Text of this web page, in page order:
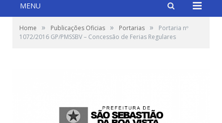
MENU
Home » Publicações Oficias » Portarias »
Portaria nº
1072/2016 GP/PMSSBV – Concessão de Ferias Regulares